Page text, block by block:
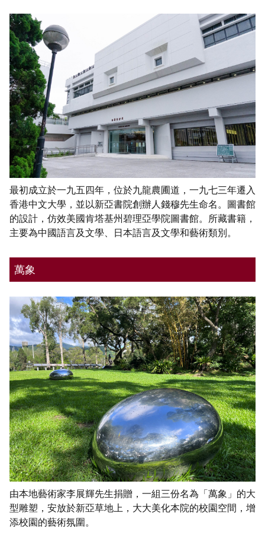
最初成立於一九五四年，位於九龍農圃道，一九七三年遷入
香港中文大學，並以新亞書院創辦人錢穆先生命名。圖書館
的設計，仿效美國肯塔基州碧理亞學院圖書館。所藏書籍，
主要為中國語言及文學、日本語言及文學和藝術類別。
萬象
由本地藝術家李展輝先生捐贈，一組三份名為「萬象」的大
型雕塑，安放於新亞草地上，大大美化本院的校園空間，增
添校園的藝術氛圍。